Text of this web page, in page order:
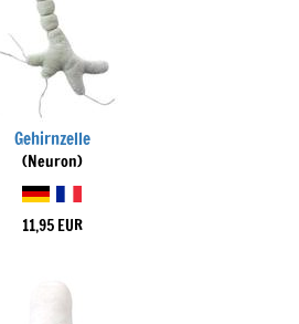
Gehirnzelle
(Neuron)
11,95 EUR